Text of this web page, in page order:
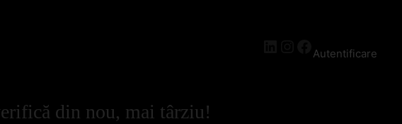
Autentificare
din nou, mai târziu!